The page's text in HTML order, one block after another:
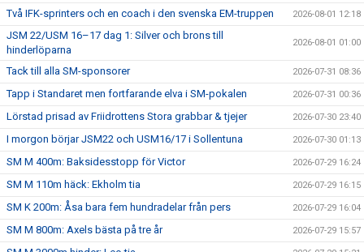
Två IFK-sprinters och en coach i den svenska EM-truppen 2026-08-01 12:18
JSM 22/USM 16–17 dag 1: Silver och brons till
hinderlöparna
2026-08-01 01:00
Tack till alla SM-sponsorer 2026-07-31 08:36
Tapp i Standaret men fortfarande elva i SM-pokalen 2026-07-31 00:36
Lörstad prisad av Friidrottens Stora grabbar & tjejer 2026-07-30 23:40
I morgon börjar JSM22 och USM16/17 i Sollentuna 2026-07-30 01:13
SM M 400m: Baksidesstopp för Victor 2026-07-29 16:24
SM M 110m häck: Ekholm tia 2026-07-29 16:15
SM K 200m: Åsa bara fem hundradelar från pers 2026-07-29 16:04
SM M 800m: Axels bästa på tre år 2026-07-29 15:57